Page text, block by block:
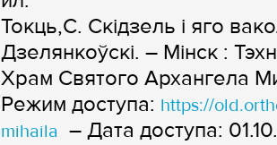
Токць,С. Скідзель і яго
Дзелянкоўскі. – Мінск :
Храм Святого Архангела
Режим доступа: https://
mihaila – Дата доступа: